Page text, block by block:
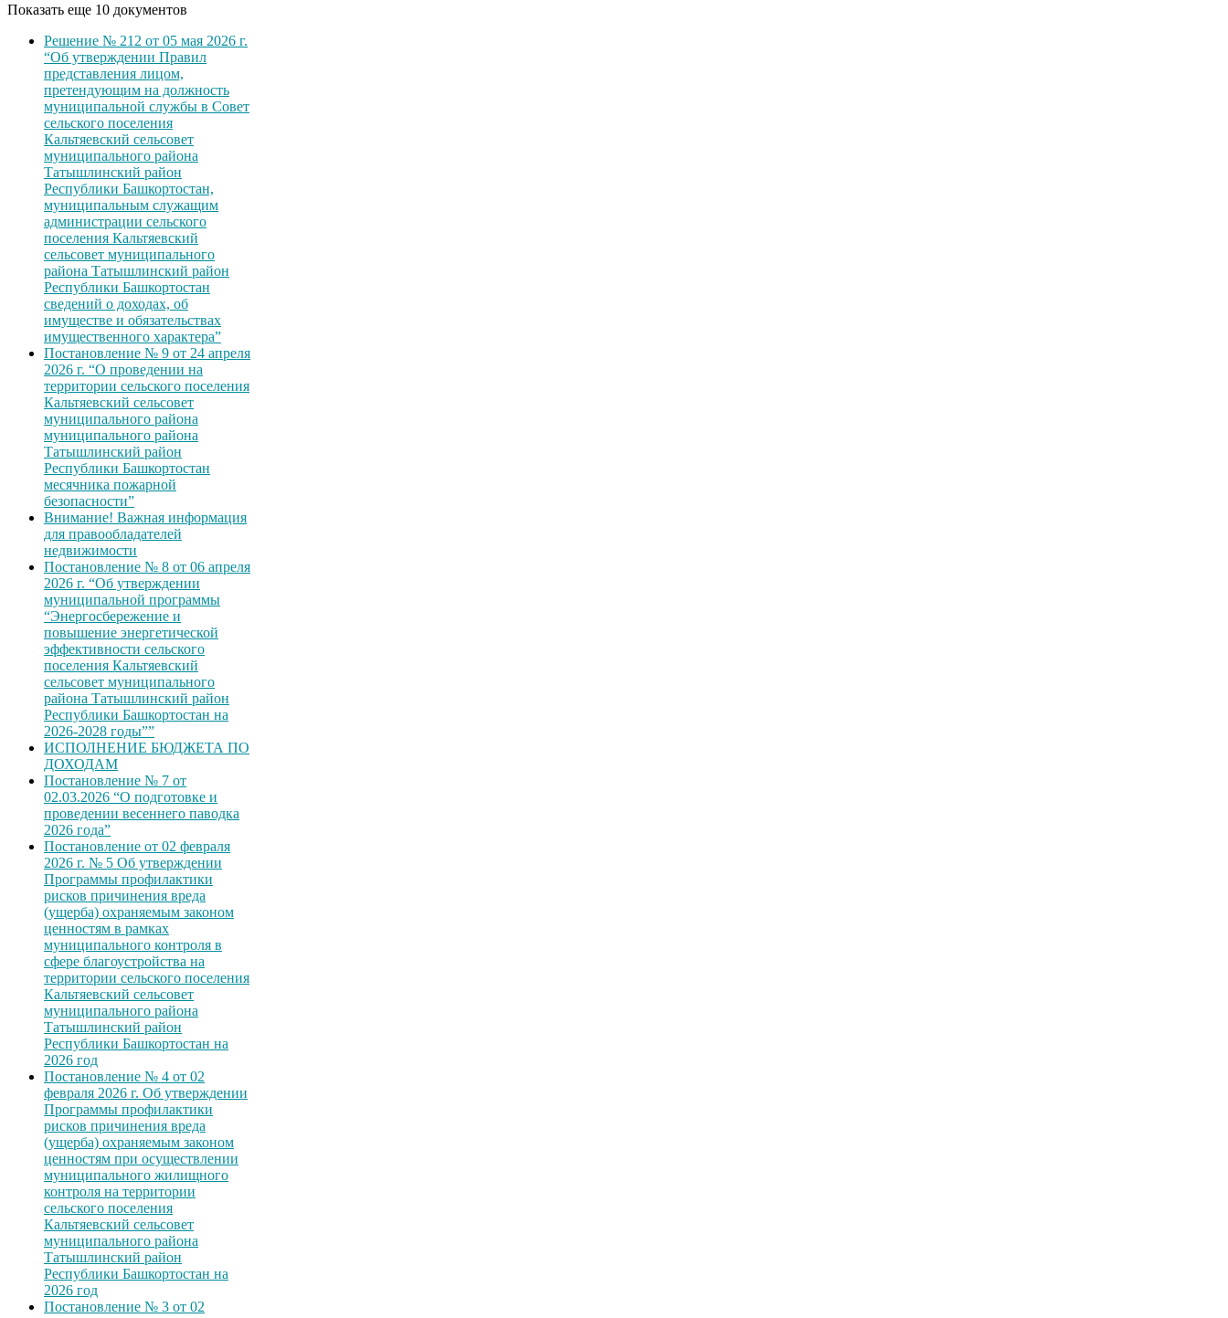
Показать еще 10 документов
Решение № 212 от 05 мая 2026 г.
“Об утверждении Правил
представления лицом,
претендующим на должность
муниципальной службы в Совет
сельского поселения
Кальтяевский сельсовет
муниципального района
Татышлинский район
Республики Башкортостан,
муниципальным служащим
администрации сельского
поселения Кальтяевский
сельсовет муниципального
района Татышлинский район
Республики Башкортостан
сведений о доходах, об
имуществе и обязательствах
имущественного характера”
Постановление № 9 от 24 апреля
2026 г. “О проведении на
территории сельского поселения
Кальтяевский сельсовет
муниципального района
муниципального района
Татышлинский район
Республики Башкортостан
месячника пожарной
безопасности”
Внимание! Важная информация
для правообладателей
недвижимости
Постановление № 8 от 06 апреля
2026 г. “Об утверждении
муниципальной программы
“Энергосбережение и
повышение энергетической
эффективности сельского
поселения Кальтяевский
сельсовет муниципального
района Татышлинский район
Республики Башкортостан на
2026-2028 годы””
ИСПОЛНЕНИЕ БЮДЖЕТА ПО
ДОХОДАМ
Постановление № 7 от
02.03.2026 “О подготовке и
проведении весеннего паводка
2026 года”
Постановление от 02 февраля
2026 г. № 5 Об утверждении
Программы профилактики
рисков причинения вреда
(ущерба) охраняемым законом
ценностям в рамках
муниципального контроля в
сфере благоустройства на
территории сельского поселения
Кальтяевский сельсовет
муниципального района
Татышлинский район
Республики Башкортостан на
2026 год
Постановление № 4 от 02
февраля 2026 г. Об утверждении
Программы профилактики
рисков причинения вреда
(ущерба) охраняемым законом
ценностям при осуществлении
муниципального жилищного
контроля на территории
сельского поселения
Кальтяевский сельсовет
муниципального района
Татышлинский район
Республики Башкортостан на
2026 год
Постановление № 3 от 02